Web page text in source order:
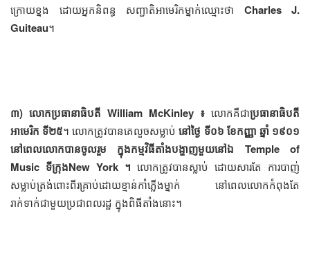
ក្រោយខ្នង ដោយអ្នកនិពន្ធ សញ្ជាតិអាមេរិកម្នាក់ឈ្មោះថា Charles J.
Guiteau។
៣) លោកប្រធានាធិបតី William McKinley ៖ លោកគឺជាប្រធានាធិបតី
អាមេរិក ទី២៥។ លោកត្រូវបានគេលួចសម្លាប់នៅថ្ងៃ ទី០៦ ខែកញ្ញា ឆ្នាំ ១៩០១
នៅពេលលោកបានចូលរួម ក្នុងកម្មវិធីតាំងបង្ហាញមួយនៅឯ Temple of
Music ទីក្រុងNew York ។ លោកត្រូវបានស្លាប់ ដោយសារតែ ការបាញ់
សម្លាប់ត្រង់ពោះពីរគ្រាប់ដោយខ្មាន់កាំភ្លើងម្នាក់ នៅពេលលោកកំពុងតែ
រាក់ទាក់ជាមួយប្រជាពលរដ្ឋ ក្នុងពិធីតាំងនោះ។